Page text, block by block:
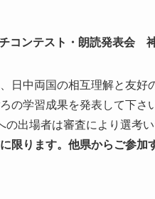
コンテスト・朗読発表会
日中両国の相互理解と友好
の学習成果を発表して下
出場者は審査により選考い
限ります。他県からご参加